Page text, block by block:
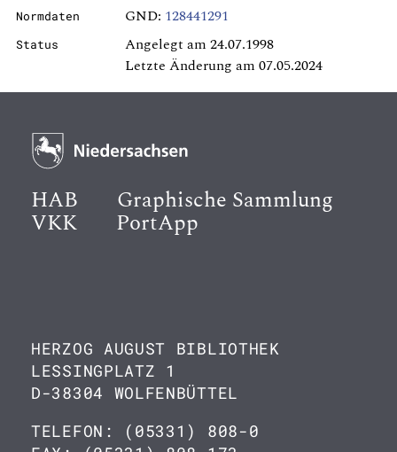
Normdaten GND: 128441291
Status
Angelegt am 24.07.1998
Letzte Änderung am 07.05.2024
HAB Graphische Sammlung
VKK PortApp
HERZOG AUGUST BIBLIOTHEK
LESSINGPLATZ 1
D-38304 WOLFENBÜTTEL
TELEFON: (05331) 808-0